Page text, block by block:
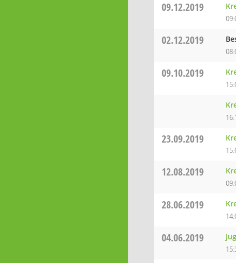
09.12.2019
02.12.2019
09.10.2019
23.09.2019
12.08.2019
28.06.2019
04.06.2019